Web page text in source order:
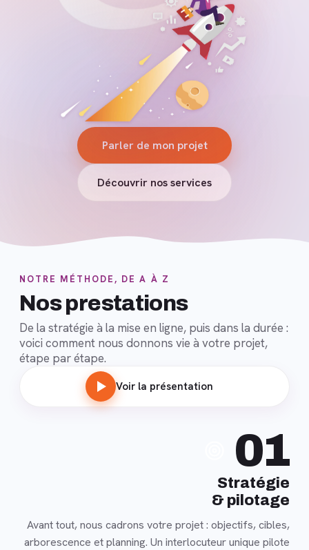
Parler de mon projet
Découvrir nos services
NOTRE MÉTHODE, DE A À Z
Nos prestations
De la stratégie à la mise en ligne, puis dans la durée :
voici comment nous donnons vie à votre projet,
étape par étape.
Voir la présentation
01
Stratégie
& pilotage
Avant tout, nous cadrons votre projet : objectifs, cibles,
arborescence et planning. Un interlocuteur unique pilote